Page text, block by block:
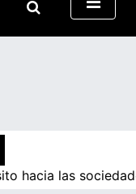
hacia las